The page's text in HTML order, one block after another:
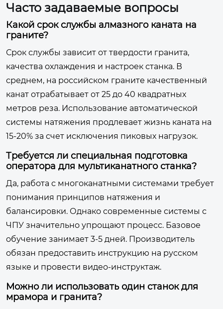
Часто задаваемые вопросы
Какой срок службы алмазного каната на
граните?
Срок службы зависит от твердости гранита,
качества охлаждения и настроек станка. В
среднем, на российском граните качественный
канат отрабатывает от 25 до 40 квадратных
метров реза. Использование автоматической
системы натяжения продлевает жизнь каната на
15-20% за счет исключения пиковых нагрузок.
Требуется ли специальная подготовка
оператора для мультиканатного станка?
Да, работа с многоканатными системами требует
понимания принципов натяжения и
балансировки. Однако современные системы с
ЧПУ значительно упрощают процесс. Базовое
обучение занимает 3-5 дней. Производитель
обязан предоставить инструкцию на русском
языке и провести видео-инструктаж.
Можно ли использовать один станок для
мрамора и гранита?